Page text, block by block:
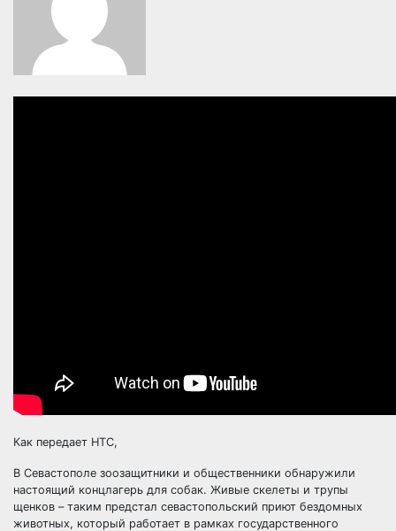
Как передает НТС,
В Севастополе зоозащитники и общественники обнаружили
настоящий концлагерь для собак. Живые скелеты и трупы
щенков – таким предстал севастопольский приют бездомных
животных, который работает в рамках государственного